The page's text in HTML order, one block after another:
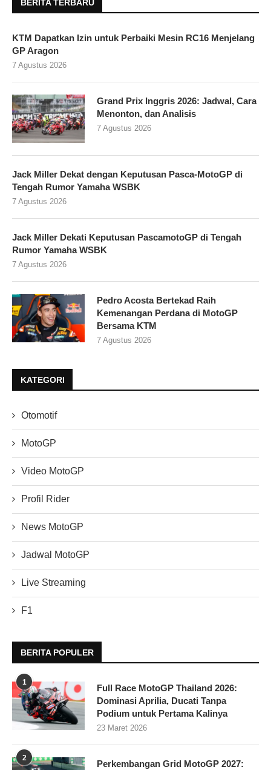
BERITA TERBARU
KTM Dapatkan Izin untuk Perbaiki Mesin RC16 Menjelang
GP Aragon
7 Agustus 2026
Grand Prix Inggris 2026: Jadwal, Cara
Menonton, dan Analisis
7 Agustus 2026
Jack Miller Dekat dengan Keputusan Pasca-MotoGP di
Tengah Rumor Yamaha WSBK
7 Agustus 2026
Jack Miller Dekati Keputusan PascamotoGP di Tengah
Rumor Yamaha WSBK
7 Agustus 2026
Pedro Acosta Bertekad Raih
Kemenangan Perdana di MotoGP
Bersama KTM
7 Agustus 2026
KATEGORI
Otomotif
MotoGP
Video MotoGP
Profil Rider
News MotoGP
Jadwal MotoGP
Live Streaming
F1
BERITA POPULER
1
Full Race MotoGP Thailand 2026:
Dominasi Aprilia, Ducati Tanpa
Podium untuk Pertama Kalinya
23 Maret 2026
2
Perkembangan Grid MotoGP 2027: